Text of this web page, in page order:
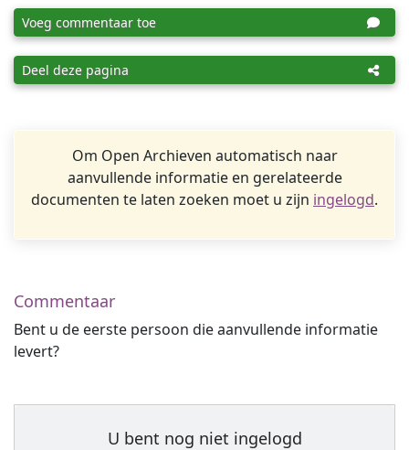
Voeg commentaar toe
Deel deze pagina
Om Open Archieven automatisch naar
aanvullende informatie en gerelateerde
documenten te laten zoeken moet u zijn ingelogd.
Commentaar
Bent u de eerste persoon die aanvullende informatie
levert?
U bent nog niet ingelogd